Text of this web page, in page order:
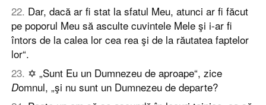
22. Dar, dacă ar fi stat la sfatul Meu, atunci ar fi făcut
pe poporul Meu să asculte cuvintele Mele şi i-ar fi
întors de la calea lor cea rea şi de la răutatea faptelor
lor“.
23. ✡ „Sunt Eu un Dumnezeu de aproape“, zice
Domnul, „şi nu sunt un Dumnezeu de departe?